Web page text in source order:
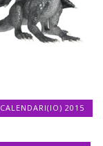
CALENDARI(IO) 2015